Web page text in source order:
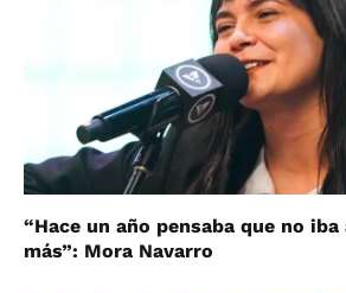
“Hace un año pensaba que no
más”: Mora Navarro